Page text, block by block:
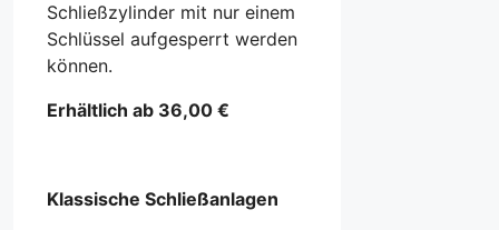
Schließzylinder mit nur einem
Schlüssel aufgesperrt werden
können.
Erhältlich ab 36,00 €
Klassische Schließanlagen